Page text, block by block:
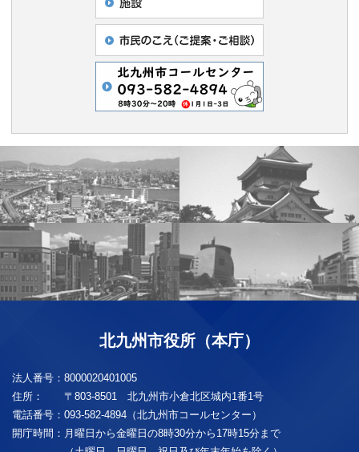
北九州市役所（本庁）
法人番号： 8000020401005
住所：
〒803-8501 北九州市小倉北区城内1番1号
電話番号： 093-582-4894（北九州市コールセンター）
開庁時間： 月曜日から金曜日の8時30分から17時15分まで